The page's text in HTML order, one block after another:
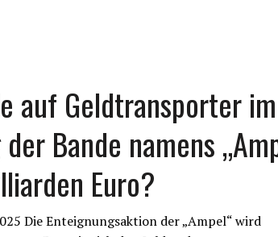
auf Geldtransporter im
Bande namens
Euro?
Die Enteignungsaktion der „Ampel“ wird